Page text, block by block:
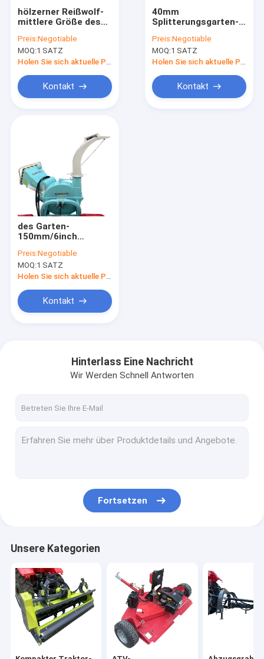
hölzerner Reißwolf-
mittlere Größe des
150mm/6inch mit
Hydrauliksystem
Preis:Negotiable
MOQ:1 SATZ
Kontakt
40mm
Splitterungsgarten-
Abklopfhammer CER
196cc Maschinen-
Baum-Reißwolf-
Preis:Negotiable
MOQ:1 SATZ
Kontakt
des Garten-
150mm/6inch
Selbstzufuhr-
Maschine
Abklopfhammer-des
Preis:Negotiable
MOQ:1 SATZ
Holen Sie sich aktuelle Preis
Kontakt
Hinterlass Eine Nachricht
Wir Werden Schnell Antworten
Fortsetzen
Unsere Kategorien